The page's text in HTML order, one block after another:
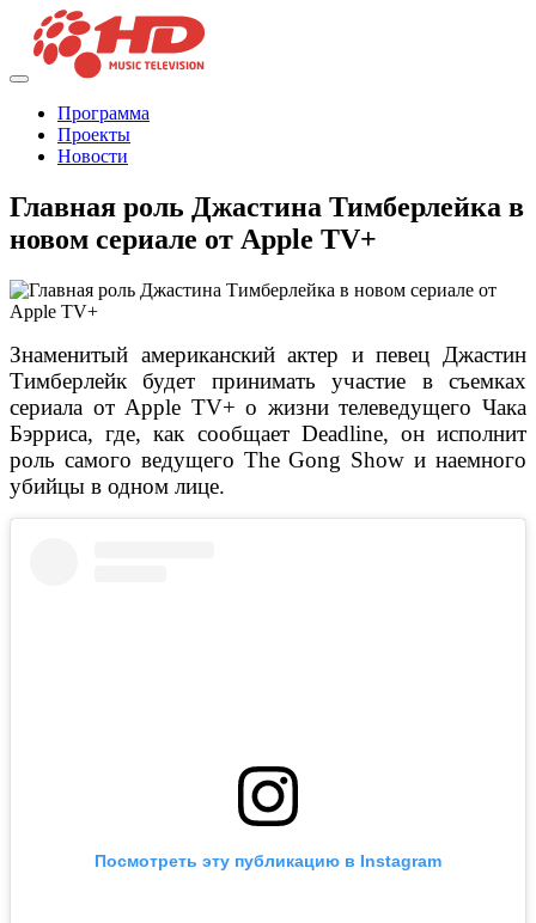
Программа
Проекты
Новости
Главная роль Джастина Тимберлейка в
новом сериале от Apple TV+
Знаменитый американский актер и певец Джастин
Тимберлейк будет принимать участие в съемках
сериала от Apple TV+ о жизни телеведущего Чака
Бэрриса, где, как сообщает Deadline, он исполнит
роль самого ведущего The Gong Show и наемного
убийцы в одном лице.
Посмотреть эту публикацию в Instagram